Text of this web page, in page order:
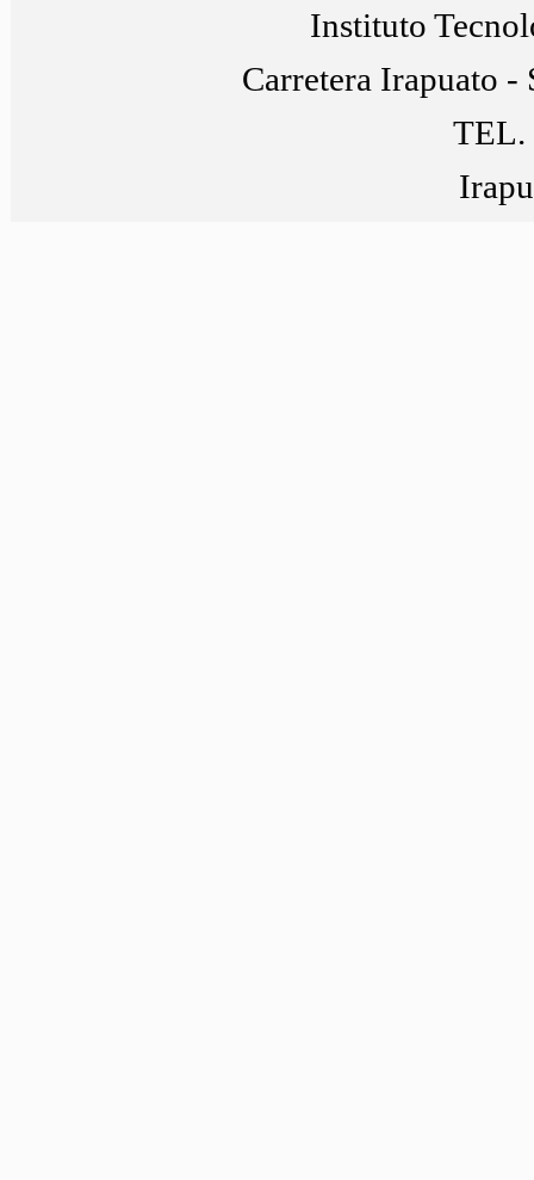
Instituto
Carretera Irapuato
TEL.